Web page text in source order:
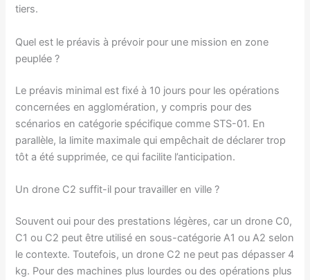
tiers.
Quel est le préavis à prévoir pour une mission en zone
peuplée ?
Le préavis minimal est fixé à 10 jours pour les opérations
concernées en agglomération, y compris pour des
scénarios en catégorie spécifique comme STS-01. En
parallèle, la limite maximale qui empêchait de déclarer trop
tôt a été supprimée, ce qui facilite l’anticipation.
Un drone C2 suffit-il pour travailler en ville ?
Souvent oui pour des prestations légères, car un drone C0,
C1 ou C2 peut être utilisé en sous-catégorie A1 ou A2 selon
le contexte. Toutefois, un drone C2 ne peut pas dépasser 4
kg. Pour des machines plus lourdes ou des opérations plus